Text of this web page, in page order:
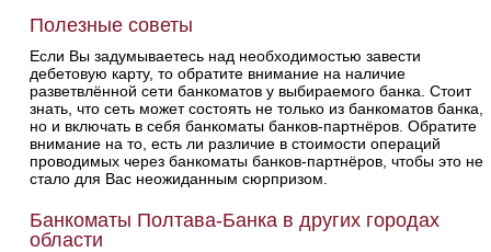
Полезные советы
Если Вы задумываетесь над необходимостью завести
дебетовую карту, то обратите внимание на наличие
разветвлённой сети банкоматов у выбираемого банка. Стоит
знать, что сеть может состоять не только из банкоматов банка,
но и включать в себя банкоматы банков-партнёров. Обратите
внимание на то, есть ли различие в стоимости операций
проводимых через банкоматы банков-партнёров, чтобы это не
стало для Вас неожиданным сюрпризом.
Банкоматы Полтава-Банка в других городах
области